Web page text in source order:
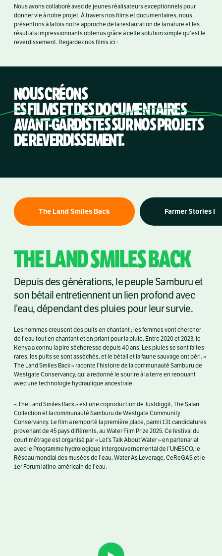
Nous avons collaboré avec de jeunes réalisateurs exceptionnels pour
donner vie à notre projet. À travers nos films et documentaires, nous
présentons à la fois notre approche de la restauration de la nature et les
résultats impressionnants obtenus grâce à cette solution simple qu’est le
reverdissement. Regardez nos films ici :
NOUS CRÉONS
ES FILMS ET DES DOCUMENTAIRES
AVANT-GARDISTES SUR NOS PROJETS
DE REVERDISSEMENT.
The Land Smiles Back Farmer Stories I
THE LAND SMILES BACK
Depuis des générations, le peuple Samburu et
son bétail entretiennent un lien profond avec
l’eau, dépendant des pluies pour leur survie.
Les hommes creusent des puits en chantant ; les femmes vont chercher
de l’eau tout en chantant et en priant pour la pluie. Entre 2020 et 2023, le
Kenya a connu la pire sécheresse depuis 40 ans. Les pluies se sont faites
rares, les puits se sont asséchés, et le bétail et la faune sauvage ont péri. «
The Land Smiles Back » raconte l’histoire de la communauté Samburu de
Westgate Conservancy, qui a redonné le sourire à la terre en renouant
avec une technologie hydraulique ancestrale.
« The Land Smiles Back » est une coproduction de Justdiggit, The Safari
Collection et la communauté Samburu de Westgate Community
Conservancy. Le film a remporté la première place, parmi 131 candidatures
provenant de 45 pays différents, au Water Film Prize 2025. Ce festival du
court métrage est organisé par « Let’s Talk About Water » en partenariat
avec le Programme hydrologique intergouvernemental de l’UNESCO, le
Réseau mondial des musées de l’eau, Water As Leverage, CeReGAS et le
1er Forum latino-américain de l’eau.